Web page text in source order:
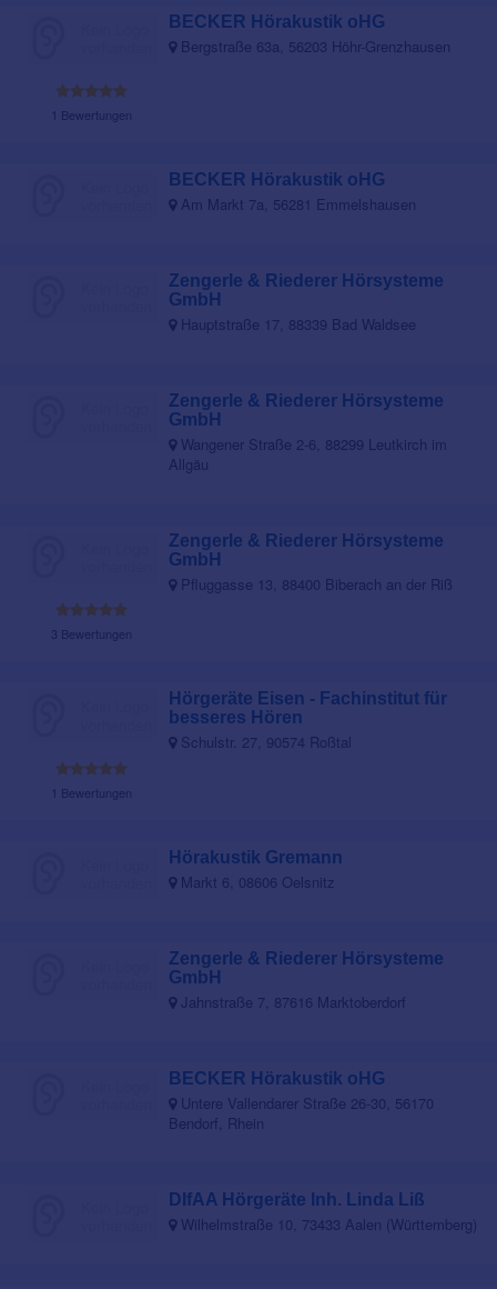
1 Bewertungen
BECKER Hörakustik oHG
Bergstraße 63a, 56203 Höhr-Grenzhausen
BECKER Hörakustik oHG
Am Markt 7a, 56281 Emmelshausen
Zengerle & Riederer Hörsysteme
GmbH
Hauptstraße 17, 88339 Bad Waldsee
Zengerle & Riederer Hörsysteme
GmbH
Wangener Straße 2-6, 88299 Leutkirch im
Allgäu
3 Bewertungen
Zengerle & Riederer Hörsysteme
GmbH
Pfluggasse 13, 88400 Biberach an der Riß
1 Bewertungen
Hörgeräte Eisen - Fachinstitut für
besseres Hören
Schulstr. 27, 90574 Roßtal
Hörakustik Gremann
Markt 6, 08606 Oelsnitz
Zengerle & Riederer Hörsysteme
GmbH
Jahnstraße 7, 87616 Marktoberdorf
BECKER Hörakustik oHG
Untere Vallendarer Straße 26-30, 56170
Bendorf, Rhein
DIfAA Hörgeräte Inh. Linda Liß
Wilhelmstraße 10, 73433 Aalen (Württemberg)